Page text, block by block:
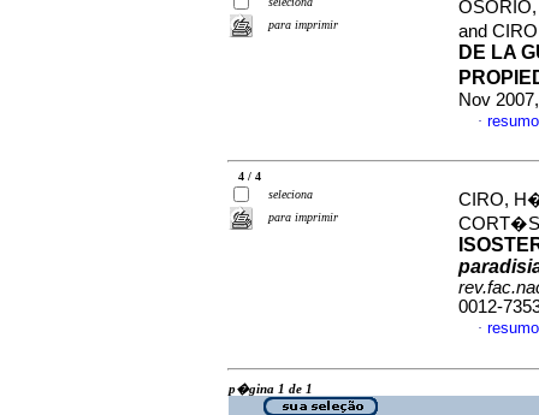
para imprimir
and
DE LA
Nov
·
4 / 4
seleciona
para imprimir
CIRO,
0012-
·
p�gina 1 de 1